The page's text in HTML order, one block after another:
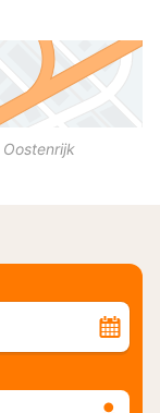
Oostenrijk